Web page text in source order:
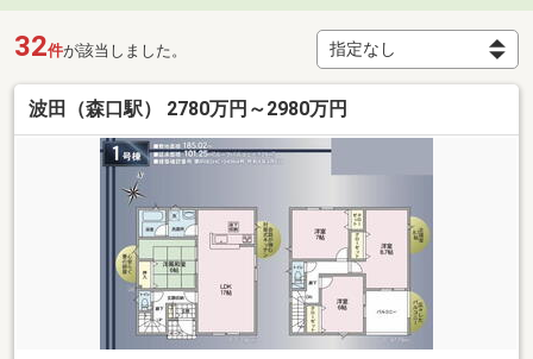
32件が該当しました。
波田（森口駅） 2780万円～2980万円